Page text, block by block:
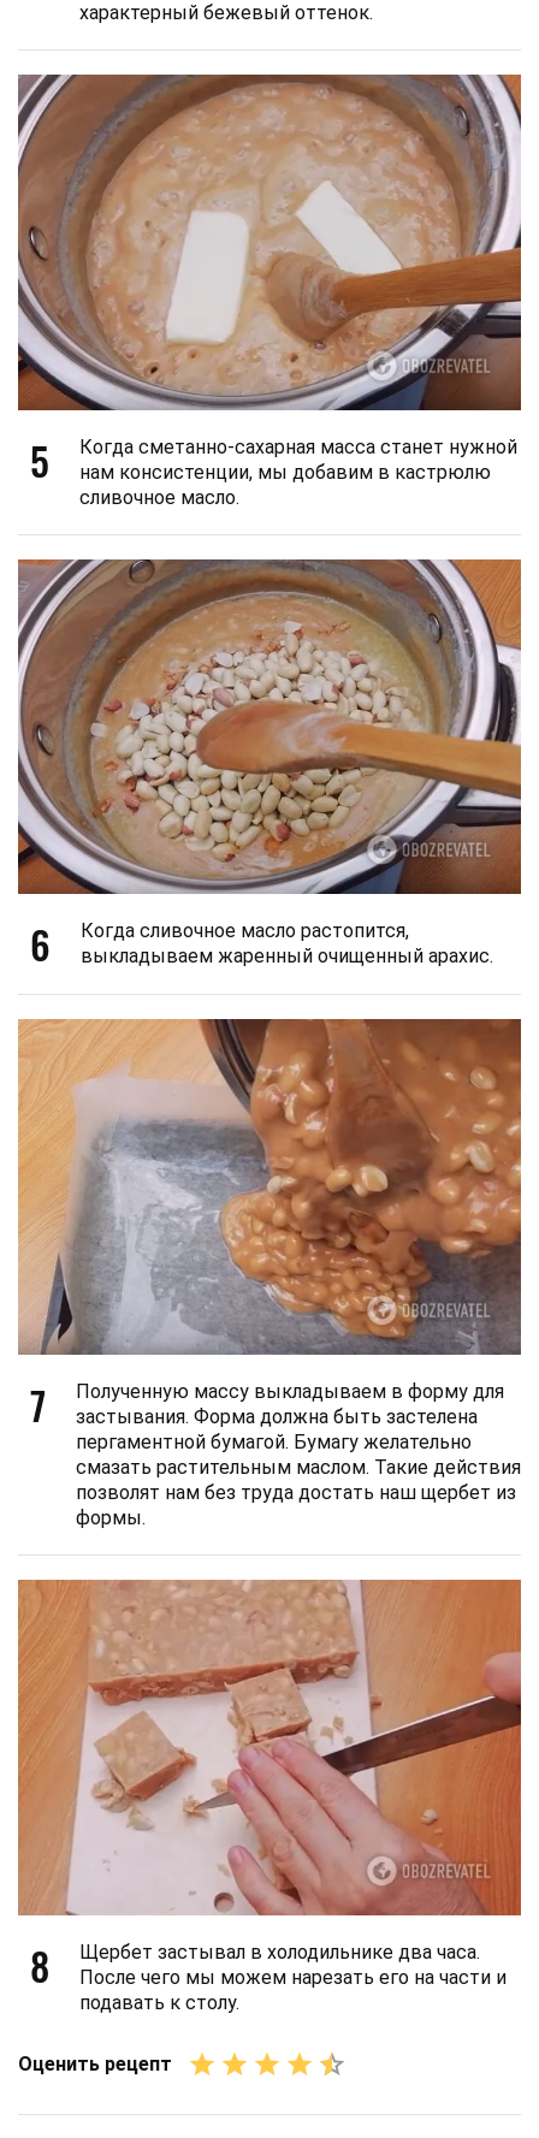
характерный бежевый оттенок.
5
Когда сметанно-сахарная масса станет нужной
нам консистенции, мы добавим в кастрюлю
сливочное масло.
6
Когда сливочное масло растопится,
выкладываем жаренный очищенный арахис.
7
Полученную массу выкладываем в форму для
застывания. Форма должна быть застелена
пергаментной бумагой. Бумагу желательно
смазать растительным маслом. Такие действия
позволят нам без труда достать наш щербет из
формы.
8
Щербет застывал в холодильнике два часа.
После чего мы можем нарезать его на части и
подавать к столу.
Оценить рецепт